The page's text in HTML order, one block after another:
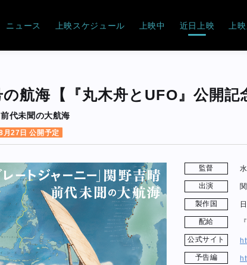
ニュース 上映スケジュール 上映中 近日上映 上
航海【『丸木舟とUFO』公開記
代未聞の大航海
月27日 公開予定
監督
出演
製作国
配給
公式サイト
予告編